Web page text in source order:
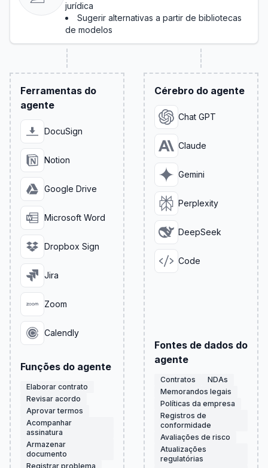
jurídica
Sugerir alternativas a partir de bibliotecas
de modelos
Ferramentas do
agente
DocuSign
Notion
Google Drive
Microsoft Word
Dropbox Sign
Jira
Zoom
Calendly
Funções do agente
Elaborar contrato
Revisar acordo
Aprovar termos
Acompanhar
assinatura
Armazenar
documento
Registrar problema
Cérebro do agente
Chat GPT
Claude
Gemini
Perplexity
DeepSeek
Code
Fontes de dados do
agente
Contratos
NDAs
Memorandos legais
Políticas da empresa
Registros de
conformidade
Avaliações de risco
Atualizações
regulatórias